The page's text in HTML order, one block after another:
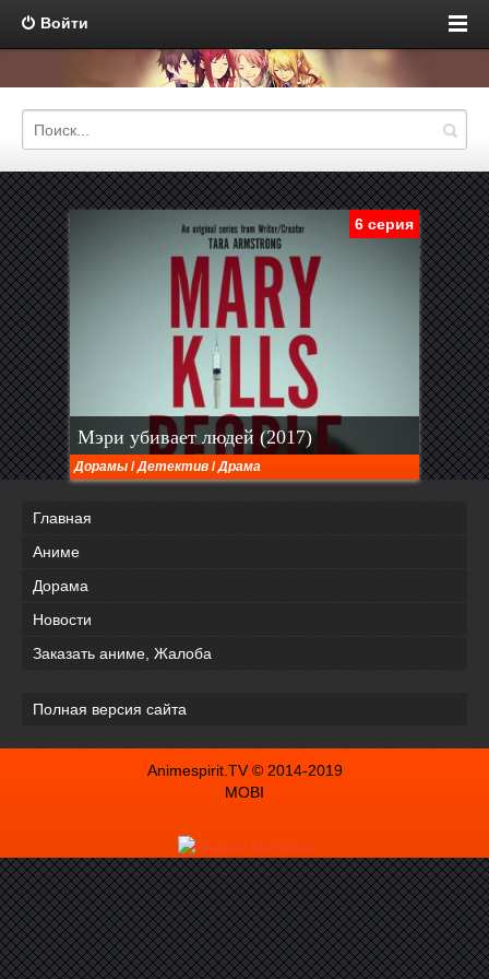
Войти
6 серия
Мэри убивает людей (2017)
Дорамы /Детектив /Драма
Главная
Аниме
Дорама
Новости
Заказать аниме, Жалоба
Полная версия сайта
Animespirit.TV © 2014-2019
MOBI